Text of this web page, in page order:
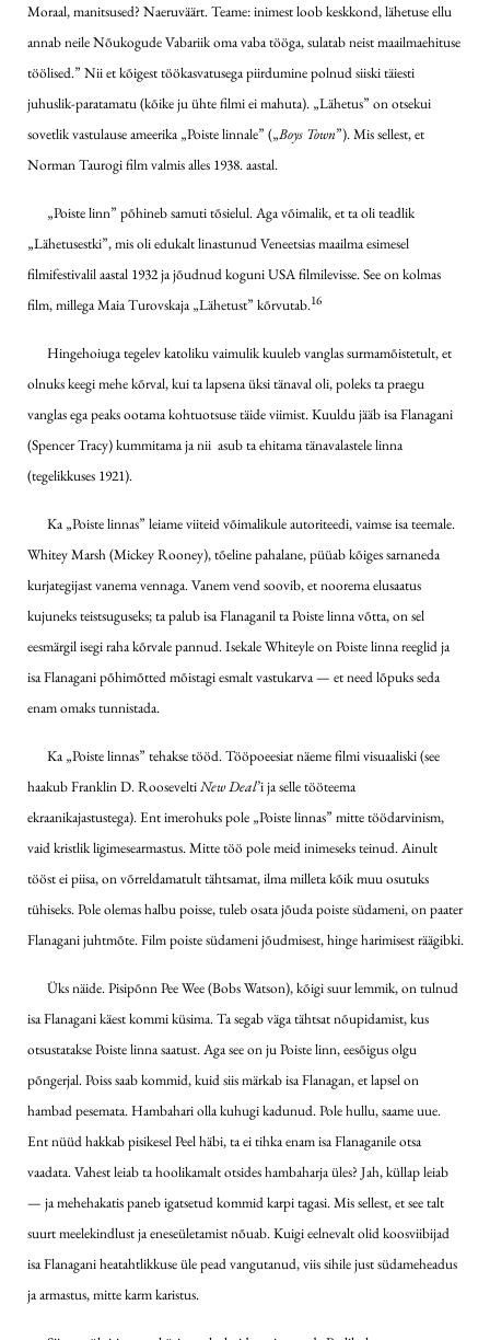
Moraal, manitsused? Naeruväärt. Teame: inimest loob keskkond, lähetuse ellu
annab neile Nõukogude Vabariik oma vaba tööga, sulatab neist maailmaehituse
töölised.” Nii et kõigest töökasvatusega piirdumine polnud siiski täiesti
juhuslik-paratamatu (kõike ju ühte filmi ei mahuta). „Lähetus” on otsekui
sovetlik vastulause ameerika „Poiste linnale” („Boys Town”). Mis sellest, et
Norman Taurogi film valmis alles 1938. aastal.
„Poiste linn” põhineb samuti tõsielul. Aga võimalik, et ta oli teadlik
„Lähetusestki”, mis oli edukalt linastunud Veneetsias maailma esimesel
filmifestivalil aastal 1932 ja jõudnud koguni USA filmilevisse. See on kolmas
film, millega Maia Turovskaja „Lähetust” kõrvutab.16
Hingehoiuga tegelev katoliku vaimulik kuuleb vanglas surmamõistetult, et
olnuks keegi mehe kõrval, kui ta lapsena üksi tänaval oli, poleks ta praegu
vanglas ega peaks ootama kohtuotsuse täide viimist. Kuuldu jääb isa Flanagani
(Spencer Tracy) kummitama ja nii asub ta ehitama tänavalastele linna
(tegelikkuses 1921).
Ka „Poiste linnas” leiame viiteid võimalikule autoriteedi, vaimse isa teemale.
Whitey Marsh (Mickey Rooney), tõeline pahalane, püüab kõiges sarnaneda
kurjategijast vanema vennaga. Vanem vend soovib, et noorema elusaatus
kujuneks teistsuguseks; ta palub isa Flanaganil ta Poiste linna võtta, on sel
eesmärgil isegi raha kõrvale pannud. Isekale Whiteyle on Poiste linna reeglid ja
isa Flanagani põhimõtted mõistagi esmalt vastukarva — et need lõpuks seda
enam omaks tunnistada.
Ka „Poiste linnas” tehakse tööd. Tööpoeesiat näeme filmi visuaaliski (see
haakub Franklin D. RooseveltiNew Deal’i ja selle tööteema
ekraanikajastustega). Ent imerohuks pole „Poiste linnas” mitte töödarvinism,
vaid kristlik ligimesearmastus. Mitte töö pole meid inimeseks teinud. Ainult
tööst ei piisa, on võrreldamatult tähtsamat, ilma milleta kõik muu osutuks
tühiseks. Pole olemas halbu poisse, tuleb osata jõuda poiste südameni, on paater
Flanagani juhtmõte. Film poiste südameni jõudmisest, hinge harimisest räägibki.
Üks näide. Pisipõnn Pee Wee (Bobs Watson), kõigi suur lemmik, on tulnud
isa Flanagani käest kommi küsima. Ta segab väga tähtsat nõupidamist, kus
otsustatakse Poiste linna saatust. Aga see on ju Poiste linn, eesõigus olgu
põngerjal. Poiss saab kommid, kuid siis märkab isa Flanagan, et lapsel on
hambad pesemata. Hambahari olla kuhugi kadunud. Pole hullu, saame uue.
Ent nüüd hakkab pisikesel Peel häbi, ta ei tihka enam isa Flanaganile otsa
vaadata. Vahest leiab ta hoolikamalt otsides hambaharja üles? Jah, küllap leiab
— ja mehehakatis paneb igatsetud kommid karpi tagasi. Mis sellest, et see talt
suurt meelekindlust ja eneseületamist nõuab. Kuigi eelnevalt olid koosviibijad
isa Flanagani heatahtlikkuse üle pead vangutanud, viis sihile just südameheadus
ja armastus, mitte karm karistus.